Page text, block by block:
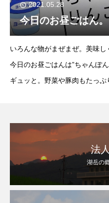
2021.05.28
今日のお昼ごはん。
いろんな物がまぜまぜ。美味し
今日のお昼ごはんは”ちゃんぽ
ギュッと。野菜や豚肉もたっぷ
法
湖岳の